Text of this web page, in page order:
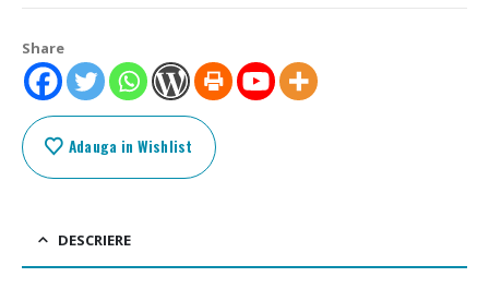
Share
Adauga in Wishlist
DESCRIERE